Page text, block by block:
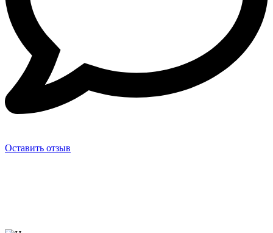
Оставить отзыв